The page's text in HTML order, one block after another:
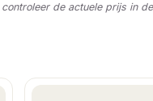
de actuele prijs in